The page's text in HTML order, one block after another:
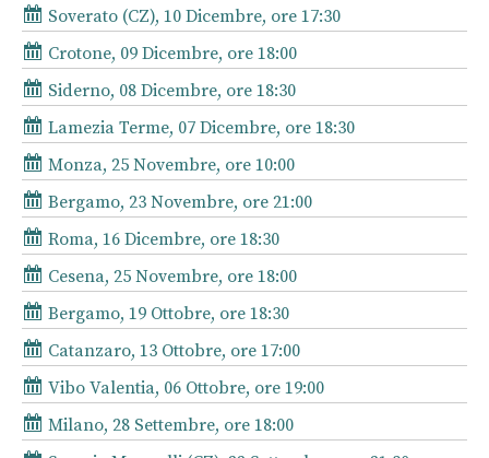
Soverato (CZ), 10 Dicembre, ore 17:30
Crotone, 09 Dicembre, ore 18:00
Siderno, 08 Dicembre, ore 18:30
Lamezia Terme, 07 Dicembre, ore 18:30
Monza, 25 Novembre, ore 10:00
Bergamo, 23 Novembre, ore 21:00
Roma, 16 Dicembre, ore 18:30
Cesena, 25 Novembre, ore 18:00
Bergamo, 19 Ottobre, ore 18:30
Catanzaro, 13 Ottobre, ore 17:00
Vibo Valentia, 06 Ottobre, ore 19:00
Milano, 28 Settembre, ore 18:00